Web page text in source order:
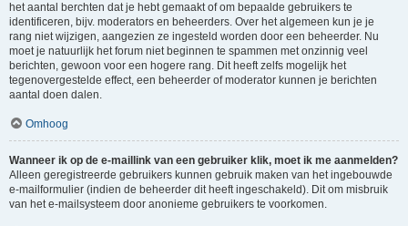
het aantal berchten dat je hebt gemaakt of om bepaalde gebruikers te
identificeren, bijv. moderators en beheerders. Over het algemeen kun je je
rang niet wijzigen, aangezien ze ingesteld worden door een beheerder. Nu
moet je natuurlijk het forum niet beginnen te spammen met onzinnig veel
berichten, gewoon voor een hogere rang. Dit heeft zelfs mogelijk het
tegenovergestelde effect, een beheerder of moderator kunnen je berichten
aantal doen dalen.
Omhoog
Wanneer ik op de e-maillink van een gebruiker klik, moet ik me aanmelden?
Alleen geregistreerde gebruikers kunnen gebruik maken van het ingebouwde
e-mailformulier (indien de beheerder dit heeft ingeschakeld). Dit om misbruik
van het e-mailsysteem door anonieme gebruikers te voorkomen.